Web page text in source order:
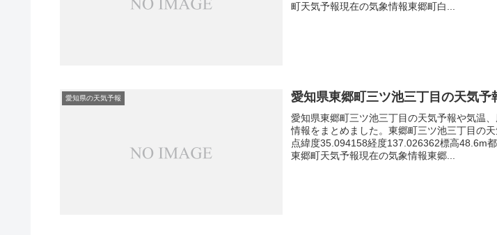
町天気予報現在の気象情報東郷町白...
愛知県の天気予報 愛知県東郷町三ツ池三丁目の天気予
愛知県東郷町三ツ池三丁目の天気予報や気温
情報をまとめました。東郷町三ツ池三丁目の
点緯度35.094158経度137.026362標高48.6m
東郷町天気予報現在の気象情報東郷...